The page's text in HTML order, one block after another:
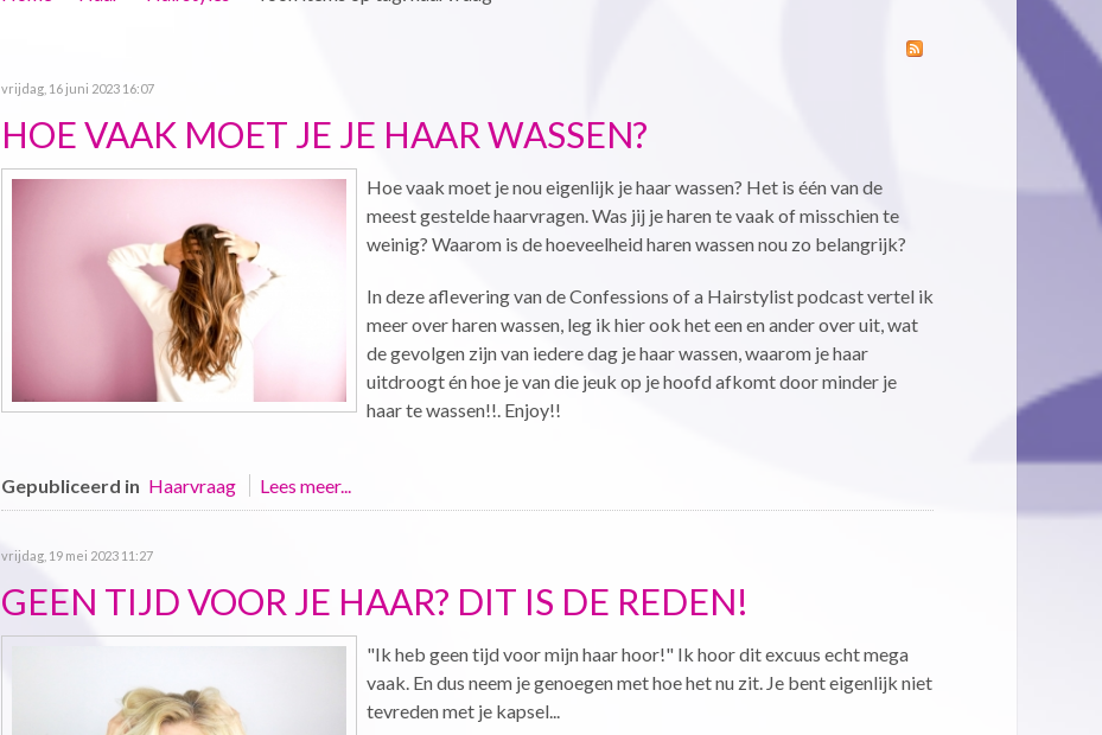
vrijdag, 16 juni 2023 16:07
HOE VAAK MOET JE JE HAAR WASSEN?
Hoe vaak moet je nou eigenlijk je haar wassen? Het is één van de
meest gestelde haarvragen. Was jij je haren te vaak of misschien te
weinig? Waarom is de hoeveelheid haren wassen nou zo belangrijk?
In deze aflevering van de Confessions of a Hairstylist podcast vertel ik
meer over haren wassen, leg ik hier ook het een en ander over uit, wat
de gevolgen zijn van iedere dag je haar wassen, waarom je haar
uitdroogt én hoe je van die jeuk op je hoofd afkomt door minder je
haar te wassen!!. Enjoy!!
Gepubliceerd in Haarvraag Lees meer...
vrijdag, 19 mei 2023 11:27
GEEN TIJD VOOR JE HAAR? DIT IS DE REDEN!
"Ik heb geen tijd voor mijn haar hoor!" Ik hoor dit excuus echt mega
vaak. En dus neem je genoegen met hoe het nu zit. Je bent eigenlijk niet
tevreden met je kapsel...